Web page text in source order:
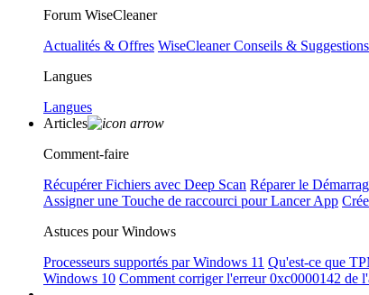
Forum WiseCleaner
Actualités & Offres WiseCleaner Conseils & Suggestions
Langues
Langues
Articles
Comment-faire
Récupérer Fichiers avec Deep Scan Réparer le
Assigner une Touche de raccourci pour Lancer App
Astuces pour Windows
Processeurs supportés par Windows 11 Qu'est-ce que
Windows 10 Comment corriger l'erreur 0xc0000142 de